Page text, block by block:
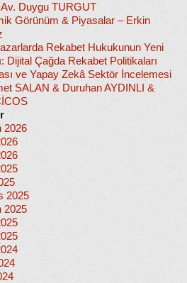
Duygu TURGUT
Görünüm & Piyasalar – Erkin
Rekabet Hukukunun Yeni
Dijital Çağda Rekabet Politikaları
ve Yapay Zekâ Sektör İncelemesi
SALAN & Duruhan AYDINLI &
2026
2025
2025